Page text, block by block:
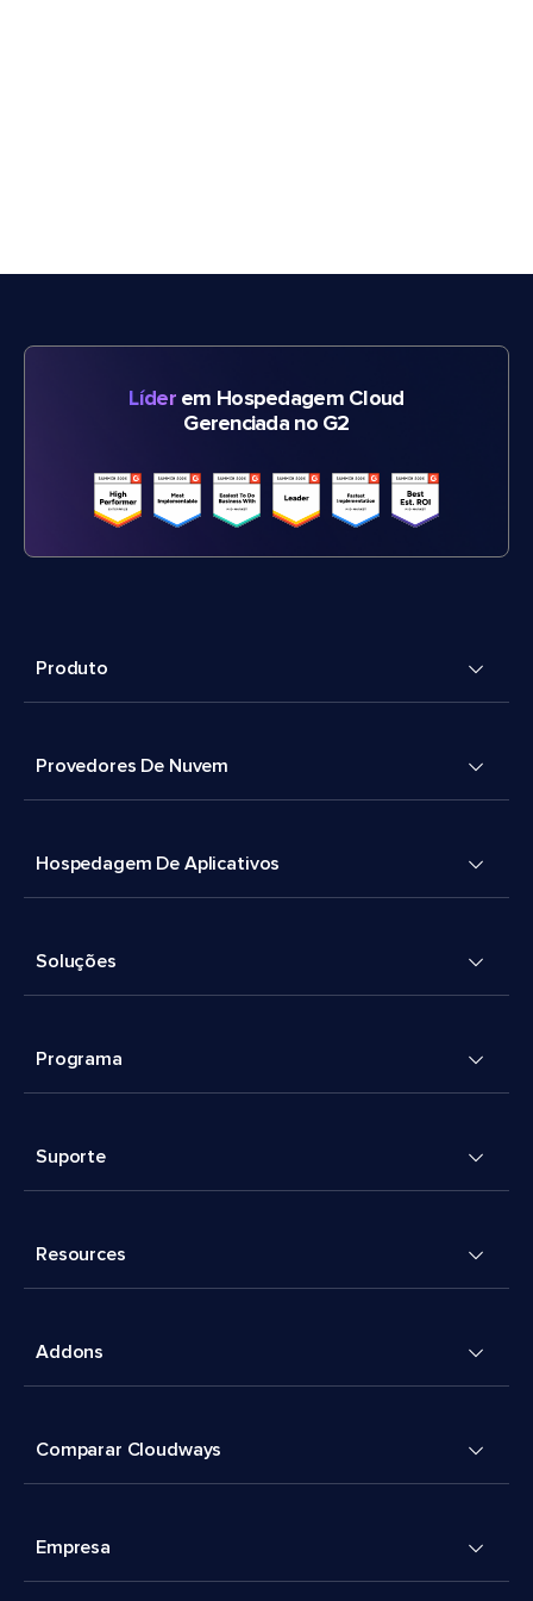
Líderem Hospedagem Cloud
Gerenciada no G2
Produto
Provedores De Nuvem
Hospedagem De Aplicativos
Soluções
Programa
Suporte
Resources
Addons
Comparar Cloudways
Empresa